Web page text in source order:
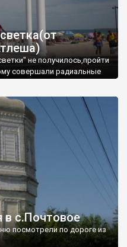
не получилось,пройти
совершали радиальные
в с.Почтовое
посмотрели по дороге из